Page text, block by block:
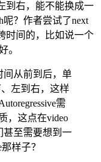
到右，能不能换成一
呢？作者尝试了next
时间的，比如说一个
。
间从前到后，单
、左到右，这样
需
，这点在video
甚至需要想到一
样子？